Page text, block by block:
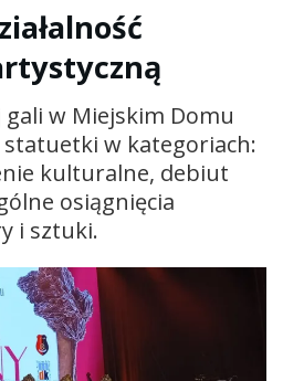
gali w Miejskim Domu
w kategoriach:
kulturalne, debiut
osiągnięcia
i sztuki.